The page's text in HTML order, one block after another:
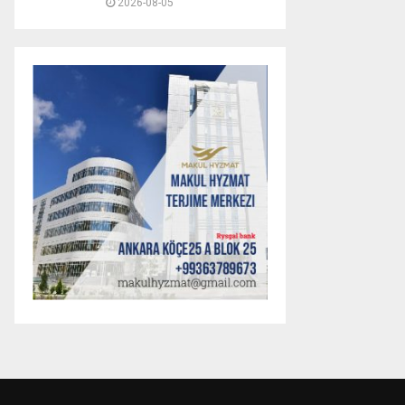
2026-08-05